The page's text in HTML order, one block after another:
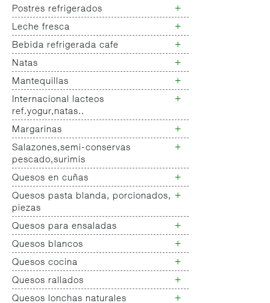
Yogures
Yogur bifidus
Yogur salud
Postres refrigerados +
Postres refrigerados
Leche fresca +
Leche fresca
Bebida refrigerada cafe +
Bebida refrigerada cafe
Bebidas refrigeradas choco y
otras
Natas +
Natas
Mantequillas +
Mantequillas
Internacional lacteos
ref.yogur,natas..
+
Internacional natas mantequillas
Internacional yogur,postre,otros
lacteos
Margarinas +
Margarinas
Salazones,semi-conservas
pescado,surimis
+
Salazones
Bacalao-maruca
Bacalao desalado
Ahumados-aceite
Anchoa semi conserva
Caviar-sucedaneos
Surimis
Otros pescados maricos
preparados
Quesos en cuñas +
Quesos cuñas nacionales
Quesos cuñas internacional
Quesos pasta blanda, porcionados,
piezas
+
Queso pasta blanda
Quesos cabra pasta blanda
Cremas queso untar
Quesos para ensaladas +
Quesos ensaladas
Quesos blancos +
Quesos mozarellas
Queso fresco ultrafiltrado
Queso fresco natural
Quesos cocina +
Queso cocina
Quesos rallados +
Queso rallado
Quesos lonchas naturales +